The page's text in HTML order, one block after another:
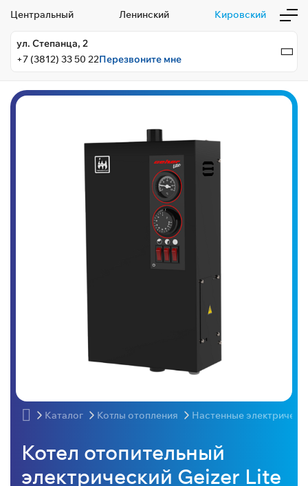
Центральный Ленинский Кировский
ул. Степанца, 2
+7 (3812) 33 50 22Перезвоните мне
Каталог Котлы отопления Настенные
Котел отопительный
электрический Geizer Lite